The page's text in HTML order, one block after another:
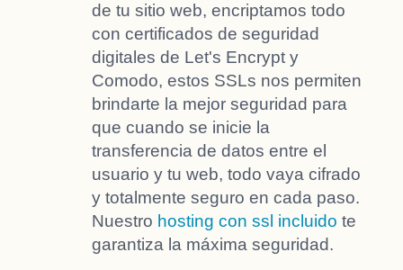
de tu sitio web, encriptamos todo
con certificados de seguridad
digitales de Let's Encrypt y
Comodo, estos SSLs nos permiten
brindarte la mejor seguridad para
que cuando se inicie la
transferencia de datos entre el
usuario y tu web, todo vaya cifrado
y totalmente seguro en cada paso.
Nuestro hosting con ssl incluido te
garantiza la máxima seguridad.